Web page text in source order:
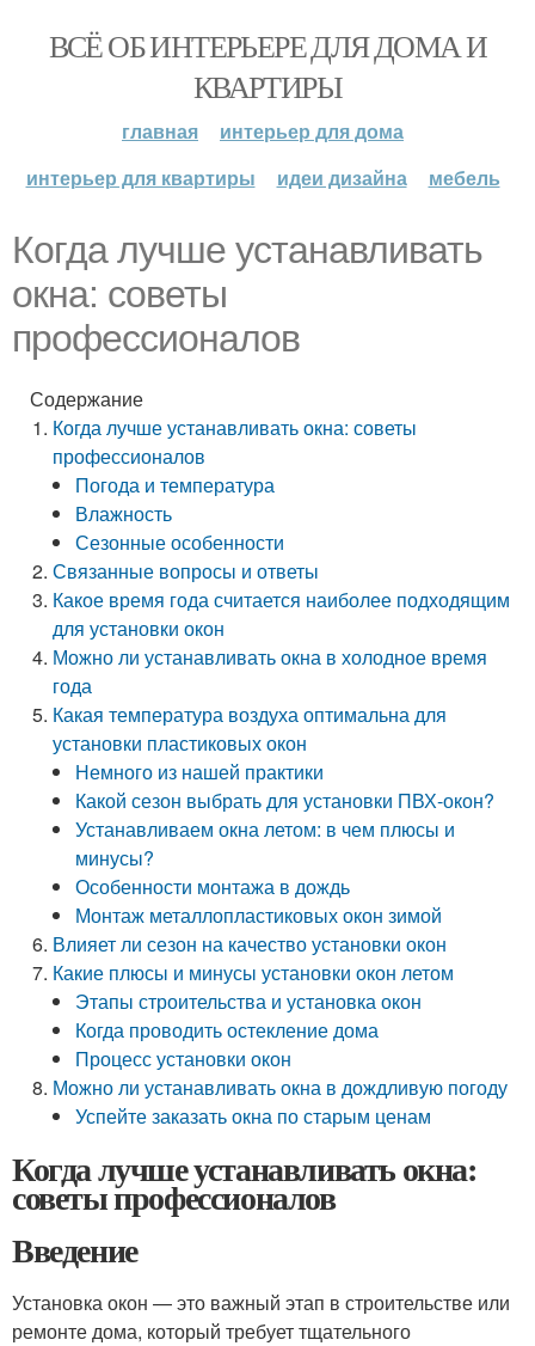
ВСЁ ОБ ИНТЕРЬЕРЕ ДЛЯ ДОМА И
КВАРТИРЫ
главная
интерьер для дома
интерьер для квартиры
идеи дизайна мебель
Когда лучше устанавливать
окна: советы
профессионалов
Содержание
Когда лучше устанавливать окна: советы
профессионалов
Погода и температура
Влажность
Сезонные особенности
Связанные вопросы и ответы
Какое время года считается наиболее подходящим
для установки окон
Можно ли устанавливать окна в холодное время
года
Какая температура воздуха оптимальна для
установки пластиковых окон
Немного из нашей практики
Какой сезон выбрать для установки ПВХ-окон?
Устанавливаем окна летом: в чем плюсы и
минусы?
Особенности монтажа в дождь
Монтаж металлопластиковых окон зимой
Влияет ли сезон на качество установки окон
Какие плюсы и минусы установки окон летом
Этапы строительства и установка окон
Когда проводить остекление дома
Процесс установки окон
Можно ли устанавливать окна в дождливую погоду
Успейте заказать окна по старым ценам
Когда лучше устанавливать окна:
советы профессионалов
Введение
Установка окон — это важный этап в строительстве или
ремонте дома, который требует тщательного